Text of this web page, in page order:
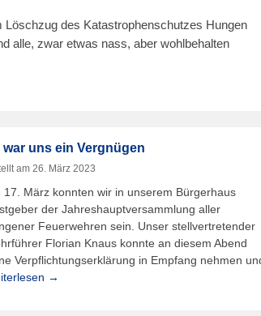
des Katastrophenschutzes Hungen
alle, zwar etwas nass, aber wohlbehalten
war uns ein Vergnügen
am 26. März 2023
17. März konnten wir in unserem Bürgerhaus
der Jahreshauptversammlung aller
Feuerwehren sein. Unser stellvertretender
Florian Knaus konnte an diesem Abend
Verpflichtungserklärung in Empfang nehmen
→